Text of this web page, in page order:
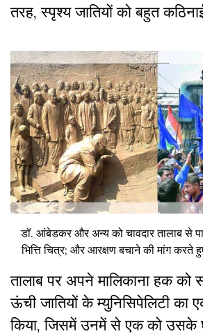
तरह, स्पृश्य जातियों को बहुत
डॉ. आंबेडकर और अन्य को चावदार तालाब से
भित्ति चित्र; और आरक्षण बचाने की मांग करते
तालाब पर अपने मालिकाना हक को
ऊंची जातियों के म्युनिसिपेलिटी का
किया, जिसमें उनमें से एक को उसके